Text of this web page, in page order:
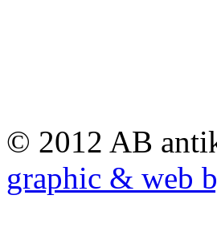
© 2012 AB
graphic & web